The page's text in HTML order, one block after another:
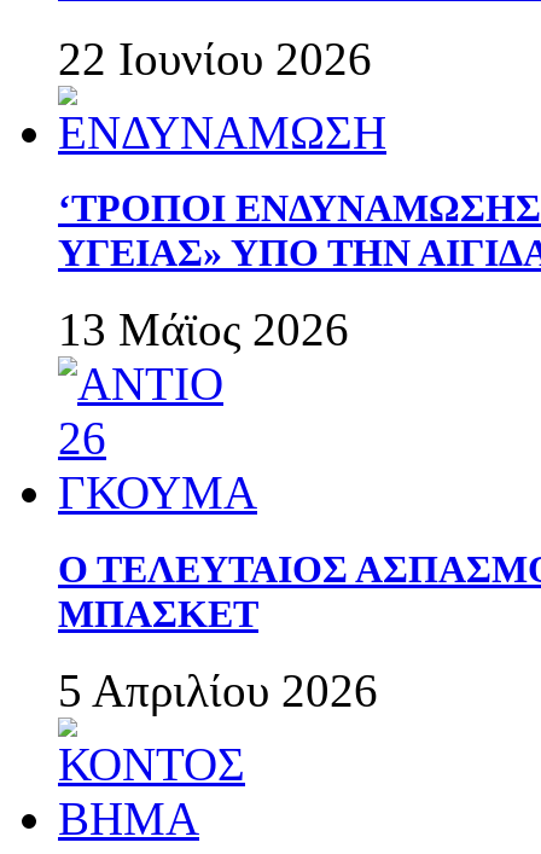
22 Ιουνίου 2026
‘ΤΡΟΠΟΙ
ΥΓΕΙΑΣ» ΥΠΟ ΤΗΝ
13 Μάϊος 2026
Ο ΤΕΛΕΥΤΑΙΟΣ
ΜΠΑΣΚΕΤ
5 Απριλίου 2026